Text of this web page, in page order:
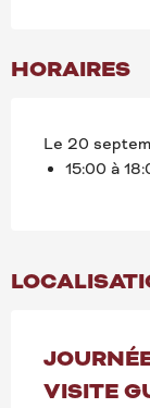
HORAIRES
Le 20
15:00 à
VISITE